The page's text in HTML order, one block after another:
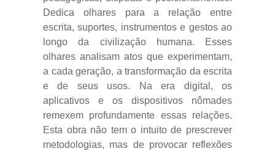
Dedica olhares para a relação entre
escrita, suportes, instrumentos e gestos ao
longo da civilização humana. Esses
olhares analisam atos que experimentam,
a cada geração, a transformação da escrita
e de seus usos. Na era digital, os
aplicativos e os dispositivos nômades
remexem profundamente essas relações.
Esta obra não tem o intuito de prescrever
metodologias, mas de provocar reflexões